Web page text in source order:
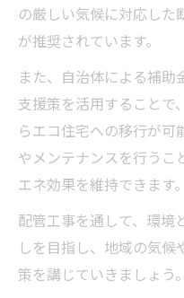
の厳しい気候に対応した
が推奨されています。
また、自治体による補
支援策を活用することで
らエコ住宅への移行が可
やメンテナンスを行うこ
エネ効果を維持できます。
配管工事を通して、環境
しを目指し、地域の気
策を講じていきましょう。